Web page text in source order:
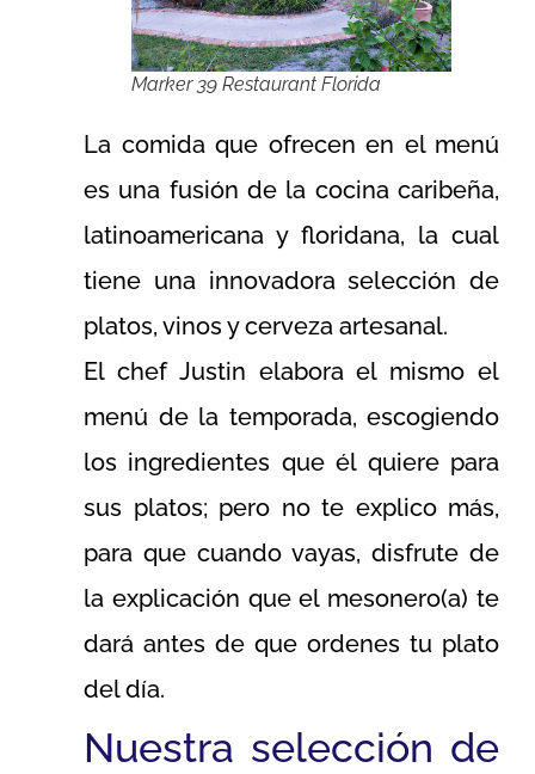
Marker 39 Restaurant Florida
La comida que ofrecen en el menú
es una fusión de la cocina caribeña,
latinoamericana y floridana, la cual
tiene una innovadora selección de
platos, vinos y cerveza artesanal.
El chef Justin elabora el mismo el
menú de la temporada, escogiendo
los ingredientes que él quiere para
sus platos; pero no te explico más,
para que cuando vayas, disfrute de
la explicación que el mesonero(a) te
dará antes de que ordenes tu plato
del día.
Nuestra selección de